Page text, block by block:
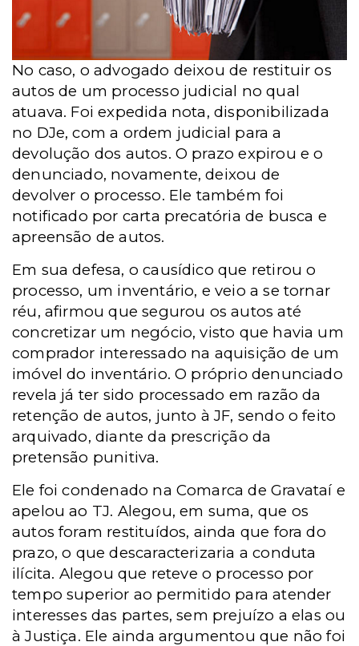
No caso, o advogado deixou de restituir os
autos de um processo judicial no qual
atuava. Foi expedida nota, disponibilizada
no DJe, com a ordem judicial para a
devolução dos autos. O prazo expirou e o
denunciado, novamente, deixou de
devolver o processo. Ele também foi
notificado por carta precatória de busca e
apreensão de autos.
Em sua defesa, o causídico que retirou o
processo, um inventário, e veio a se tornar
réu, afirmou que segurou os autos até
concretizar um negócio, visto que havia um
comprador interessado na aquisição de um
imóvel do inventário. O próprio denunciado
revela já ter sido processado em razão da
retenção de autos, junto à JF, sendo o feito
arquivado, diante da prescrição da
pretensão punitiva.
Ele foi condenado na Comarca de Gravataí e
apelou ao TJ. Alegou, em suma, que os
autos foram restituídos, ainda que fora do
prazo, o que descaracterizaria a conduta
ilícita. Alegou que reteve o processo por
tempo superior ao permitido para atender
interesses das partes, sem prejuízo a elas ou
à Justiça. Ele ainda argumentou que não foi